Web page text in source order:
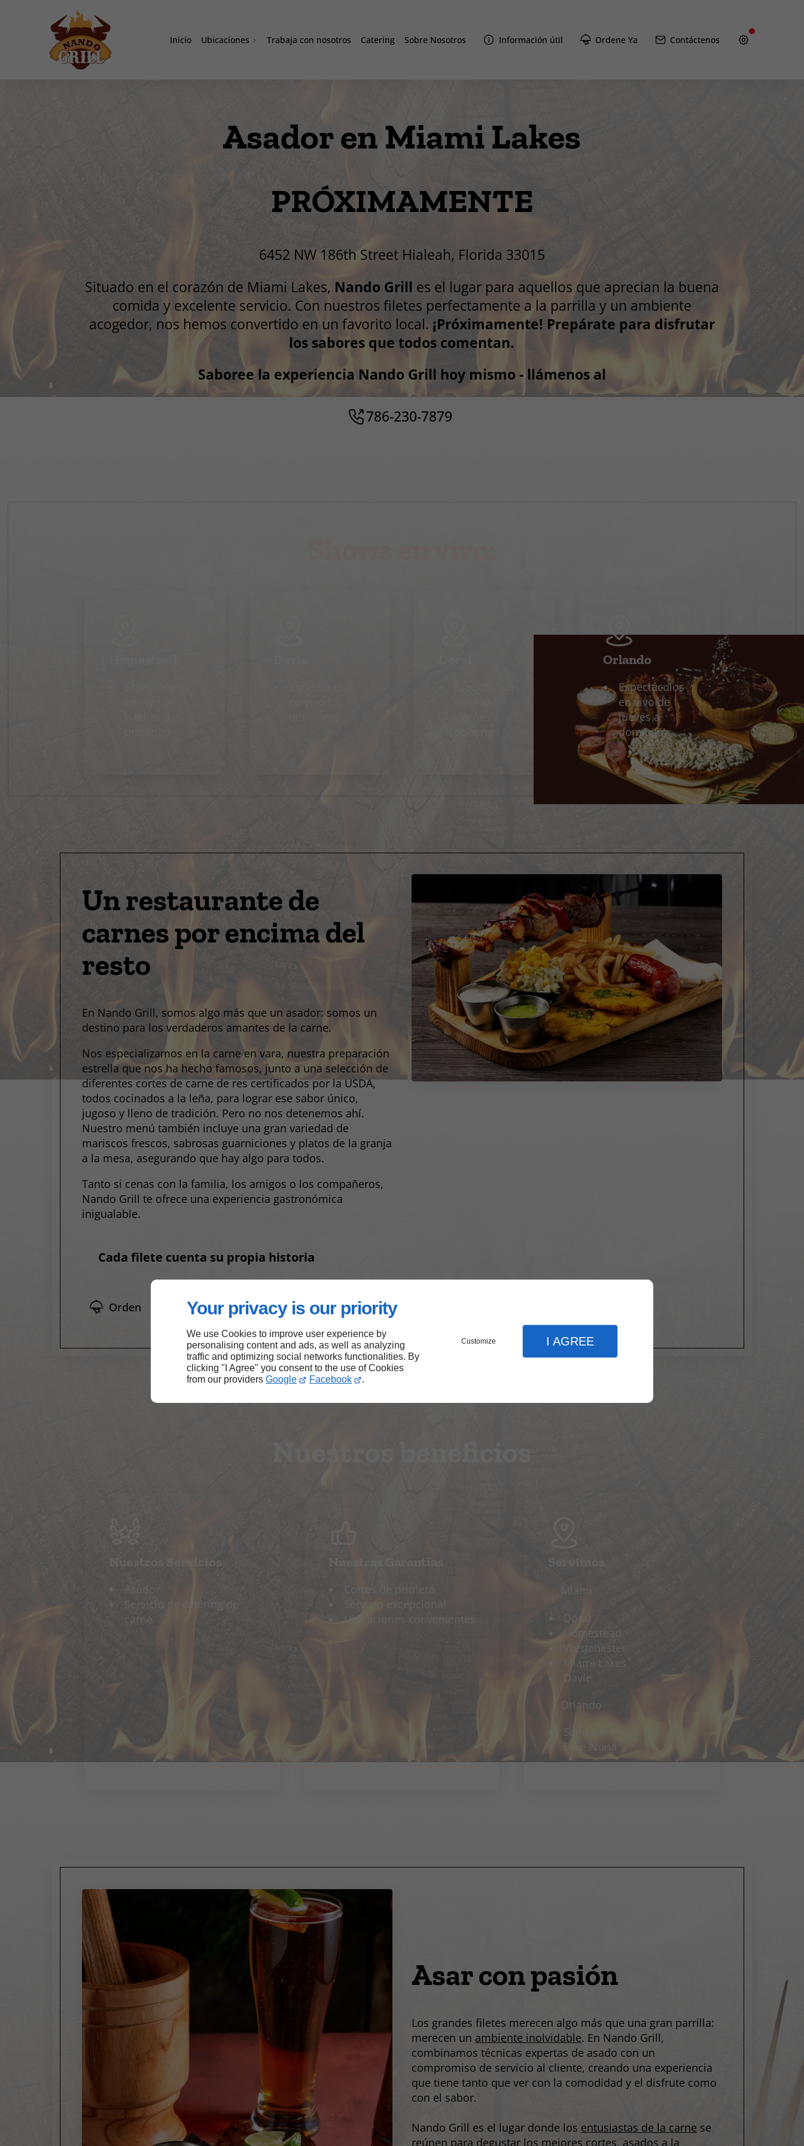
Your privacy is our priority
We use Cookies to improve user experience by
personalising content and ads, as well as analyzing
traffic and optimizing social networks functionalities. By
clicking "I Agree" you consent to the use of Cookies
from our providers Google Facebook .
Customize I AGREE
Inicio Ubicaciones
Miami Lakes
Davie
Lake Nona Amazonas
Trabaja con nosotros Catering Sobre Nosotros Información útil Ordene Ya Contáctenos
Asador en Miami Lakes
PRÓXIMAMENTE
6452 NW 186th Street Hialeah, Florida 33015
Situado en el corazón de Miami Lakes, Nando Grill es el lugar para aquellos que aprecian la buena
comida y excelente servicio. Con nuestros filetes perfectamente a la parrilla y un ambiente
acogedor, nos hemos convertido en un favorito local. ¡Próximamente! Prepárate para disfrutar
los sabores que todos comentan.
Saboree la experiencia Nando Grill hoy mismo - llámenos al
786-230-7879
Orlando
Espectáculos
en vivo de
jueves a
domingo
Un restaurante de
carnes por encima del
resto
En Nando Grill, somos algo más que un asador: somos un
destino para los verdaderos amantes de la carne.
Nos especializamos en la carne en vara, nuestra preparación
estrella que nos ha hecho famosos, junto a una selección de
diferentes cortes de carne de res certificados por la USDA,
todos cocinados a la leña, para lograr ese sabor único,
jugoso y lleno de tradición. Pero no nos detenemos ahí.
Nuestro menú también incluye una gran variedad de
mariscos frescos, sabrosas guarniciones y platos de la granja
a la mesa, asegurando que hay algo para todos.
Tanto si cenas con la familia, los amigos o los compañeros,
Nando Grill te ofrece una experiencia gastronómica
inigualable.
Cada filete cuenta su propia historia
Orden
carne
Ubicaciones convenientes
Homestead
Westchester
Miami Lakes
Davie
Orlando
Sand Lake
Lake Nona
Asar con pasión
Los grandes filetes merecen algo más que una gran parrilla:
merecen un ambiente inolvidable. En Nando Grill,
combinamos técnicas expertas de asado con un
compromiso de servicio al cliente, creando una experiencia
que tiene tanto que ver con la comodidad y el disfrute como
con el sabor.
Nando Grill es el lugar donde los entusiastas de la carne se
reúnen para degustar los mejores cortes, asados a la